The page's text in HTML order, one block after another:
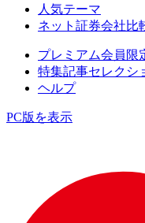
人気テーマ
ネット証券会社比
プレミアム会員限
特集記事セレクシ
ヘルプ
PC版を表示